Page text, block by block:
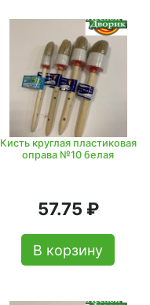
Кисть круглая пластиковая
оправа №10 белая
57.75 ₽
В корзину